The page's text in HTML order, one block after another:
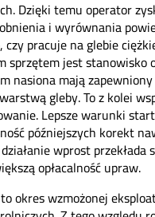
Dzięki temu operator
i wyrównania
czy pracuje na glebie
sprzętem jest stanowisko
nasiona mają zapewniony
gleby. To z kolei
Lepsze warunki
późniejszych korekt
wprost przekłada
opłacalność upraw.
okres wzmożonej